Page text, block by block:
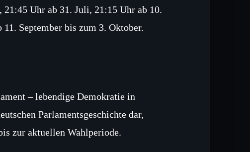
Uhr ab 31. Juli, 21:15 Uhr ab 10.
September bis zum 3. Oktober.
– lebendige Demokratie in
Parlamentsgeschichte dar,
zur aktuellen Wahlperiode.